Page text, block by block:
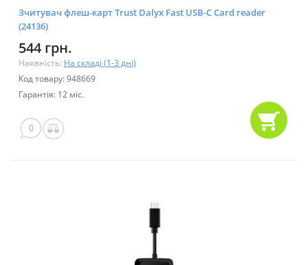
Зчитувач флеш-карт Trust Dalyx Fast USB-С Card reader
(24136)
544 грн.
Наявність: На складі (1-3 дні)
Код товару: 948669
Гарантія: 12 міс.
0